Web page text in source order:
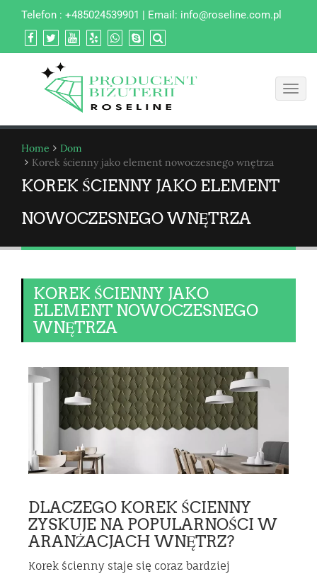
Telefon : +485024539901 | Email: info@roseline.com.pl
Home
Dom
Korek ścienny jako element nowoczesnego wnętrza
KOREK ŚCIENNY JAKO ELEMENT
NOWOCZESNEGO WNĘTRZA
KOREK ŚCIENNY JAKO
ELEMENT NOWOCZESNEGO
WNĘTRZA
DLACZEGO KOREK ŚCIENNY
ZYSKUJE NA POPULARNOŚCI W
ARANŻACJACH WNĘTRZ?
Korek ścienny staje się coraz bardziej